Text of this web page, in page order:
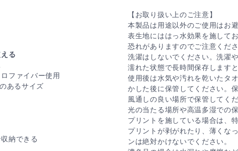
る
ファイバー使用
あるサイズ
納できる
【お取り扱い上のご注意】
本製品は用途以外のご使用はお
表生地にははっ水効果を施して
恐れがありますのでご注意くださ
洗濯はしないでください。洗濯
濡れた状態で長時間保存します
使用後は水気や汚れを乾いたタ
かした後に保管してください。
風通しの良い場所で保管してくだ
光の当たる場所や高温多湿での
プリントを施している場合は、
プリントが剥がれたり、薄くな
ンは絶対かけないでください。